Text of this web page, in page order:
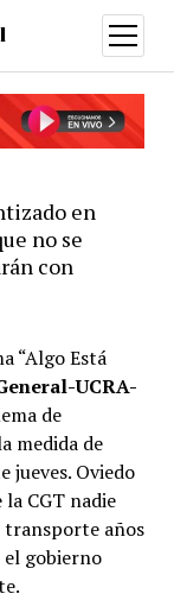
open
menu
en
no se
con
“Algo Está
UCRA-
de
medida de
jueves. Oviedo
CGT nadie
años
el gobierno